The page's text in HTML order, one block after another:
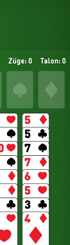
Züge: 0 Talon: 0